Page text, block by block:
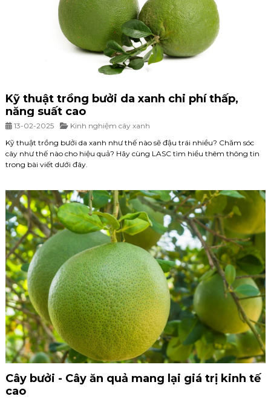
Kỹ thuật trồng bưởi da xanh chi phí thấp,
năng suất cao
13-02-2025
Kinh nghiệm cây xanh
Kỹ thuật trồng bưởi da xanh như thế nào sẽ đậu trái nhiều? Chăm sóc
cây như thế nào cho hiệu quả? Hãy cùng LASC tìm hiểu thêm thông tin
trong bài viết dưới đây.
Cây bưởi - Cây ăn quả mang lại giá trị kinh tế
cao